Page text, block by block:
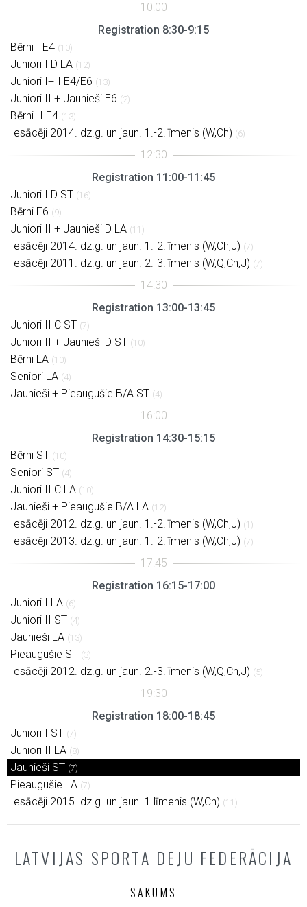
Registration 8:30-9:15
Bērni I E4 (10)
Juniori I D LA (12)
Juniori I+II E4/E6 (13)
Juniori II + Jaunieši E6 (2)
Bērni II E4 (13)
Iesācēji 2014. dz.g. un jaun. 1.-2.līmenis (W,Ch) (6)
Registration 11:00-11:45
Juniori I D ST (16)
Bērni E6 (9)
Juniori II + Jaunieši D LA (11)
Iesācēji 2014. dz.g. un jaun. 1.-2.līmenis (W,Ch,J) (7)
Iesācēji 2011. dz.g. un jaun. 2.-3.līmenis (W,Q,Ch,J) (7)
Registration 13:00-13:45
Juniori II C ST (7)
Juniori II + Jaunieši D ST (10)
Bērni LA (10)
Seniori LA (4)
Jaunieši + Pieaugušie B/A ST (4)
Registration 14:30-15:15
Bērni ST (10)
Seniori ST (4)
Juniori II C LA (10)
Jaunieši + Pieaugušie B/A LA (12)
Iesācēji 2012. dz.g. un jaun. 1.-2.līmenis (W,Ch,J) (1)
Iesācēji 2013. dz.g. un jaun. 1.-2.līmenis (W,Ch,J) (7)
Registration 16:15-17:00
Juniori I LA (6)
Juniori II ST (4)
Jaunieši LA (13)
Pieaugušie ST (3)
Iesācēji 2012. dz.g. un jaun. 2.-3.līmenis (W,Q,Ch,J) (5)
Registration 18:00-18:45
Juniori I ST (7)
Juniori II LA (8)
Jaunieši ST (7)
Pieaugušie LA (7)
Iesācēji 2015. dz.g. un jaun. 1.līmenis (W,Ch) (11)
LATVIJAS SPORTA DEJU FEDERĀCIJA
SĀKUMS